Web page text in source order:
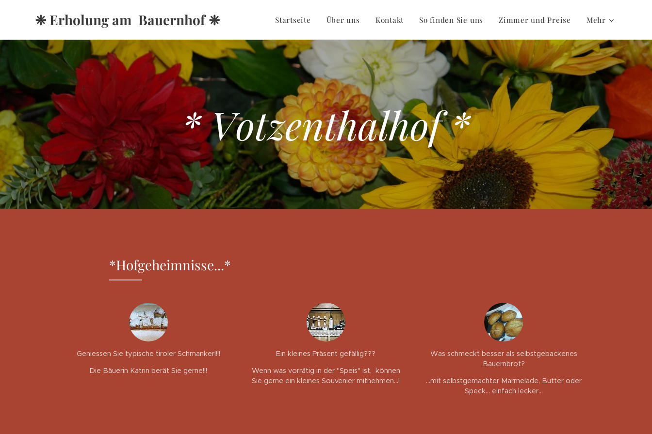
❈ Erholung am Bauernhof ❈ Startseite Über uns Kontakt So finden Sie uns Zimmer und Preise Mehr
* Votzenthalhof *
*Hofgeheimnisse...*
Geniessen Sie typische tiroler Schmankerl!!!
Die Bäuerin Katrin berät Sie gerne!!!
Ein kleines Präsent gefällig???
Wenn was vorrätig in der "Speis" ist, können
Sie gerne ein kleines Souvenier mitnehmen...!
Was schmeckt besser als selbstgebackenes
Bauernbrot?
...mit selbstgemachter Marmelade, Butter oder
Speck... einfach lecker...